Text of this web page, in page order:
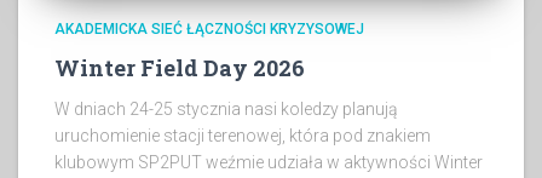
AKADEMICKA SIEĆ ŁĄCZNOŚCI KRYZYSOWEJ
Winter Field Day 2026
W dniach 24-25 stycznia nasi koledzy planują
uruchomienie stacji terenowej, która pod znakiem
klubowym SP2PUT weźmie udziała w aktywności Winter